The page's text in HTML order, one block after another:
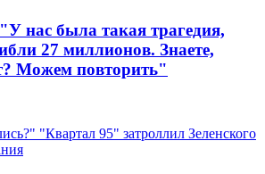
нас была такая трагедия,
27 миллионов. Знаете,
Можем повторить"